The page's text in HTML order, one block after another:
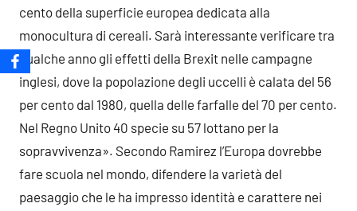
cento della superficie europea dedicata alla
monocultura di cereali. Sarà interessante verificare tra
qualche anno gli effetti della Brexit nelle campagne
inglesi, dove la popolazione degli uccelli è calata del 56
per cento dal 1980, quella delle farfalle del 70 per cento.
Nel Regno Unito 40 specie su 57 lottano per la
sopravvivenza». Secondo Ramirez l’Europa dovrebbe
fare scuola nel mondo, difendere la varietà del
paesaggio che le ha impresso identità e carattere nei